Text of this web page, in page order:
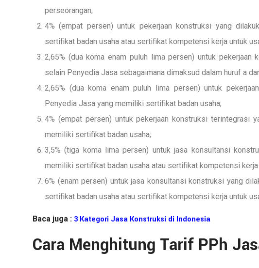
perseorangan;
4% (empat persen) untuk pekerjaan konstruksi yang
sertifikat badan usaha atau sertifikat kompetensi kerja untuk
2,65% (dua koma enam puluh lima persen) untuk
selain Penyedia Jasa sebagaimana dimaksud dalam huruf a
2,65% (dua koma enam puluh lima persen) untuk
Penyedia Jasa yang memiliki sertifikat badan usaha;
4% (empat persen) untuk pekerjaan konstruksi terintegrasi
memiliki sertifikat badan usaha;
3,5% (tiga koma lima persen) untuk jasa konsultansi
memiliki sertifikat badan usaha atau sertifikat kompetensi kerja
6% (enam persen) untuk jasa konsultansi konstruksi yang
sertifikat badan usaha atau sertifikat kompetensi kerja untuk
Baca juga : 3 Kategori Jasa Konstruksi di Indonesia
Cara Menghitung Tarif PPh